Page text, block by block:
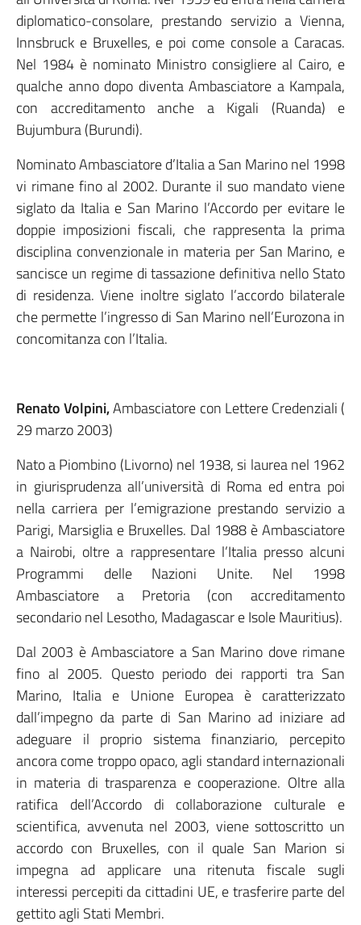
diplomatico-consolare, prestando servizio a Vienna,
Innsbruck e Bruxelles, e poi come console a Caracas.
Nel 1984 è nominato Ministro consigliere al Cairo, e
qualche anno dopo diventa Ambasciatore a Kampala,
con accreditamento anche a Kigali (Ruanda) e
Bujumbura (Burundi).
Nominato Ambasciatore d’Italia a San Marino nel 1998
vi rimane fino al 2002. Durante il suo mandato viene
siglato da Italia e San Marino l’Accordo per evitare le
doppie imposizioni fiscali, che rappresenta la prima
disciplina convenzionale in materia per San Marino, e
sancisce un regime di tassazione definitiva nello Stato
di residenza. Viene inoltre siglato l’accordo bilaterale
che permette l’ingresso di San Marino nell’Eurozona in
concomitanza con l’Italia.
Renato Volpini,Ambasciatore con Lettere Credenziali (
29 marzo 2003)
Nato a Piombino (Livorno) nel 1938, si laurea nel 1962
in giurisprudenza all’università di Roma ed entra poi
nella carriera per l’emigrazione prestando servizio a
Parigi, Marsiglia e Bruxelles. Dal 1988 è Ambasciatore
a Nairobi, oltre a rappresentare l’Italia presso alcuni
Programmi delle Nazioni Unite. Nel 1998
Ambasciatore a Pretoria (con accreditamento
secondario nel Lesotho, Madagascar e Isole Mauritius).
Dal 2003 è Ambasciatore a San Marino dove rimane
fino al 2005. Questo periodo dei rapporti tra San
Marino, Italia e Unione Europea è caratterizzato
dall’impegno da parte di San Marino ad iniziare ad
adeguare il proprio sistema finanziario, percepito
ancora come troppo opaco, agli standard internazionali
in materia di trasparenza e cooperazione. Oltre alla
ratifica dell’Accordo di collaborazione culturale e
scientifica, avvenuta nel 2003, viene sottoscritto un
accordo con Bruxelles, con il quale San Marion si
impegna ad applicare una ritenuta fiscale sugli
interessi percepiti da cittadini UE, e trasferire parte del
gettito agli Stati Membri.